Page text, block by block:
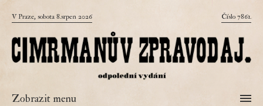
V Praze, sobota 8.srpen 2026 Číslo 7861.
Zobrazit menu